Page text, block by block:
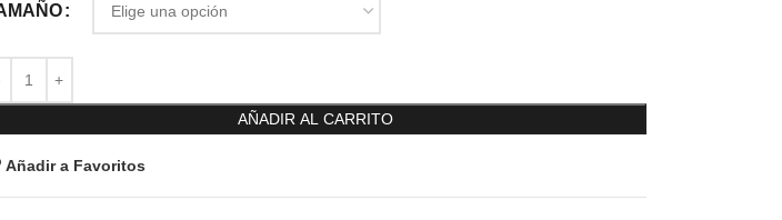
AÑADIR AL CARRITO
Añadir a Favoritos